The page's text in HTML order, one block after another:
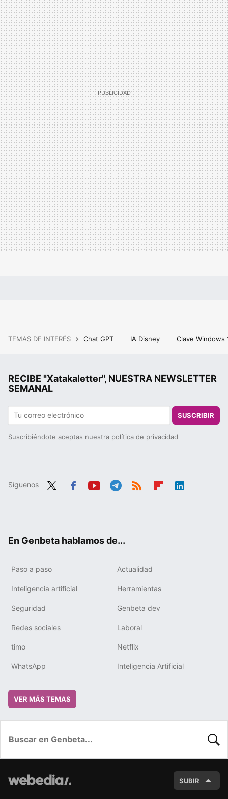
TEMAS DE INTERÉS Chat GPT IA Disney Clave Windows
RECIBE "Xatakaletter", NUESTRA NEWSLETTER
SEMANAL
SUSCRIBIR
Suscribiéndote aceptas nuestra política de privacidad
Síguenos
En Genbeta hablamos de...
Paso a paso Actualidad
Inteligencia artificial Herramientas
Seguridad Genbeta dev
Redes sociales Laboral
timo Netflix
WhatsApp Inteligencia Artificial
VER MÁS TEMAS
SUBIR